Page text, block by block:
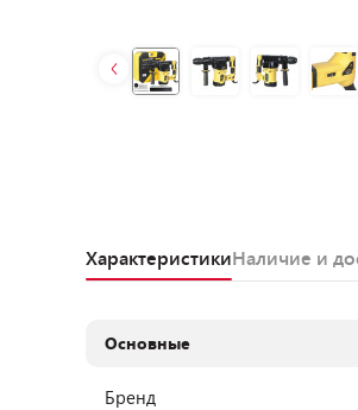
ХарактеристикиНаличие и
Основные
Бренд